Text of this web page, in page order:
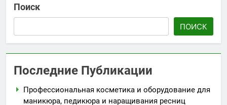
Поиск
ПОИСК
Последние Публикации
Профессиональная косметика и оборудование для
маникюра, педикюра и наращивания ресниц